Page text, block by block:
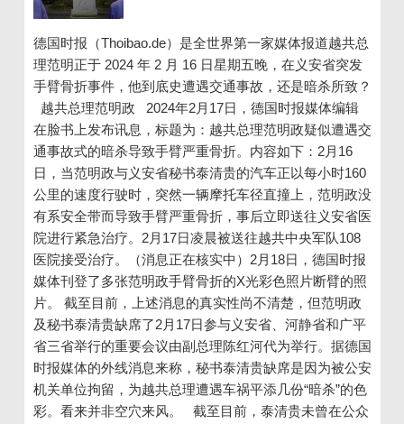
德国时报（Thoibao.de）是全世界第一家媒体报道越共总
理范明正于 2024 年 2 月 16 日星期五晚，在义安省突发
手臂骨折事件，他到底史遭遇交通事故，还是暗杀所致？
越共总理范明政 2024年2月17日，德国时报媒体编辑
在脸书上发布讯息，标题为：越共总理范明政疑似遭遇交
通事故式的暗杀导致手臂严重骨折。内容如下：2月16
日，当范明政与义安省秘书泰清贵的汽车正以每小时160
公里的速度行驶时，突然一辆摩托车径直撞上，范明政没
有系安全带而导致手臂严重骨折，事后立即送往义安省医
院进行紧急治疗。2月17日凌晨被送往越共中央军队108
医院接受治疗。（消息正在核实中）2月18日，德国时报
媒体刊登了多张范明政手臂骨折的X光彩色照片断臂的照
片。 截至目前，上述消息的真实性尚不清楚，但范明政
及秘书泰清贵缺席了2月17日参与义安省、河静省和广平
省三省举行的重要会议由副总理陈红河代为举行。据德国
时报媒体的外线消息来称，秘书泰清贵缺席是因为被公安
机关单位拘留，为越共总理遭遇车祸平添几份“暗杀”的色
彩。看来并非空穴来风。 截至目前，泰清贵未曾在公众